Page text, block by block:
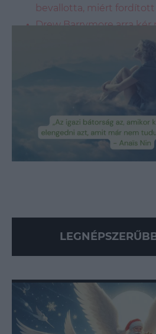
bevallotta, miért
Drew Barrymore arra
hasonlítgassák magukat
Cameron Diaz kedvenc